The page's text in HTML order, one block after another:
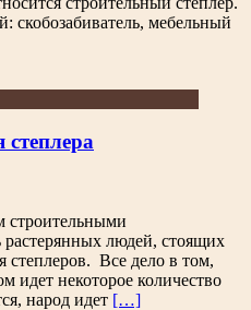
скобозабиватель, мебельный
строительными
людей, стоящих
степлеров. Все дело в том,
идет некоторое количество
народ идет […]